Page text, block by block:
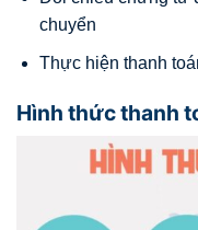
chuyển
Thực hiện thanh
Hình thức thanh